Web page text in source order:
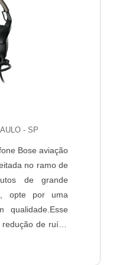
- SP
Bose aviação
no ramo de
de grande
opte por uma
qualidade.Esse
de ruído
outros fones do
se concentrar